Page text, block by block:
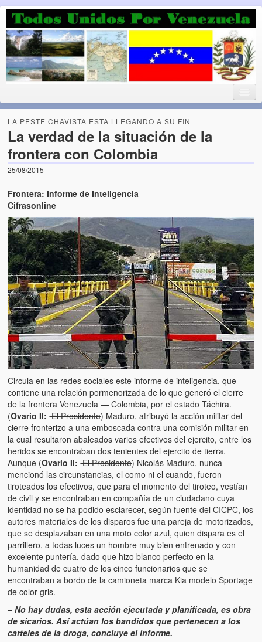
Luchando por la Democracia
Fuera el chavismo, la peor peste que le ha caido a esta tierra
Home
Todos Unidos por Venezuela te da la bienvenida a éste nuestro
Blog. (Todos Unidos por Venezuela welcomes you to our Blog)
Acerca de este blog (About this Blog)
Artículos
El Tipo y los Rojos en Los Teques (The Jerk and the Reds in
Teques)
Hablé con Chavistas (I spoke with chavistas)
La burla del Chavez “tan amante de los niños” (The mockery of
Chavez “such a children lover”)
Los niños de las calles de Venezuela (Children of the streets of
Venezuela)
Luis y El Mono… en armas (Luis and El Mono… armed)
Puente Llaguno, Miraflores… ¿y Lina?
Radio Emisoras y canales de televisión clausurados por el
de Chávez hasta el 2009
Victimas del 11 de abril de 2002
Víctimas del régimen dictatorial de Chávez desde que tomó el
poder hasta el 31 de diciembre de 2009
Víctimas inocentes de la violencia castrista del 4 de Febrero de
1992
¡¡¡Miserable traidor, mira a tu pueblo!!! (Despicable traitor, look
your country!!!)
Fotos
LA PESTE CHAVISTA ESTA LLEGANDO A SU FIN
La verdad de la situación de la
frontera con Colombia
25/08/2015
Frontera: Informe de Inteligencia
Cifrasonline
Circula en las redes sociales este informe de inteligencia, que
contiene una relación pormenorizada de lo que generó el cierre
de la frontera Venezuela — Colombia, por el estado Táchira.
(Ovario II: El Presidente) Maduro, atribuyó la acción militar del
cierre fronterizo a una emboscada contra una comisión militar en
la cual resultaron abaleados varios efectivos del ejercito, entre los
heridos se encontraban dos tenientes del ejercito de tierra.
Aunque (Ovario II: El Presidente) Nicolás Maduro, nunca
mencionó las circunstancias, el como ni el cuando, fueron
tiroteados los efectivos, que para el momento del tiroteo, vestían
de civil y se encontraban en compañía de un ciudadano cuya
identidad no se ha podido esclarecer, según fuente del CICPC, los
autores materiales de los disparos fue una pareja de motorizados,
que se desplazaban en una moto color azul, quien dispara es el
parrillero, a todas luces un hombre muy bien entrenado y con
excelente puntería, dado que hizo blanco perfecto en la
humanidad de cuatro de los cinco funcionarios que se
encontraban a bordo de la camioneta marca Kia modelo Sportage
de color gris.
– No hay dudas, esta acción ejecutada y planificada, es obra
de sicarios. Así actúan los bandidos que pertenecen a los
carteles de la droga, concluye el informe.